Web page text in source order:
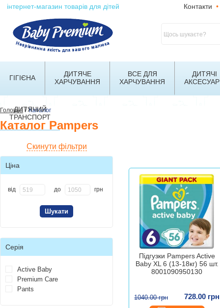
інтернет-магазин товарів для дітей Контакти •
ГІГІЄНА
ДИТЯЧЕ
ХАРЧУВАННЯ
ВСЕ ДЛЯ
ХАРЧУВАННЯ
ДИТЯЧІ
ДИТЯЧИЙ
ТРАНСПОРТ
Головна/Каталог
Каталог Pampers
Скинути фільтри
Ціна
від до грн
Серія
Active Baby
Premium Care
Pants
Підгузки Pampers Active
Baby XL 6 (13-18кг) 56 шт.
8001090950130
1040.00 грн
728.00 грн